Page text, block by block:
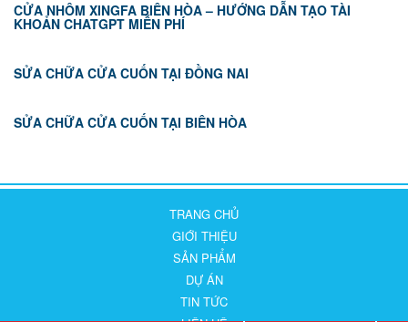
CỬA NHÔM XINGFA BIÊN HÒA – HƯỚNG DẪN TẠO TÀI
KHOẢN CHATGPT MIỄN PHÍ
SỬA CHỮA CỬA CUỐN TẠI ĐỒNG NAI
SỬA CHỮA CỬA CUỐN TẠI BIÊN HÒA
TRANG CHỦ
GIỚI THIỆU
SẢN PHẨM
DỰ ÁN
TIN TỨC